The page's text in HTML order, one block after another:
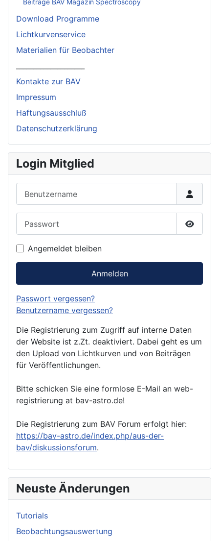
Beiträge BAV Magazin Spectroscopy
Download Programme
Lichtkurvenservice
Materialien für Beobachter
Kontakte zur BAV
Impressum
Haftungsausschluß
Datenschutzerklärung
Login Mitglied
Angemeldet bleiben
Anmelden
Passwort vergessen?
Benutzername vergessen?
Die Registrierung zum Zugriff auf interne Daten
der Website ist z.Zt. deaktiviert. Dabei geht es um
den Upload von Lichtkurven und von Beiträgen
für Veröffentlichungen.
Bitte schicken Sie eine formlose E-Mail an web-
registrierung at bav-astro.de!
Die Registrierung zum BAV Forum erfolgt hier:
https://bav-astro.de/index.php/aus-der-
bav/diskussionsforum.
Neuste Änderungen
Tutorials
Beobachtungsauswertung